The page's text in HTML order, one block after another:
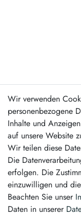
Wir verwenden
personenbezogene
Inhalte und
auf unsere Website
Wir teilen diese
Die
erfolgen. Die
einzuwilligen und
Beachten Sie unser
Daten in unserer